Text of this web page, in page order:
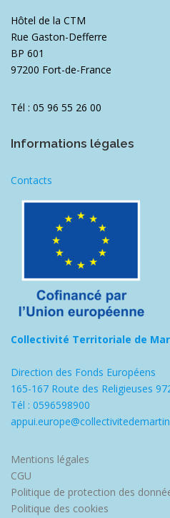
Hôtel de la CTM
Rue Gaston-Defferre
BP 601
97200 Fort-de-France
Tél : 05 96 55 26 00
Informations légales
Contacts
Collectivité Territoriale de
Direction des Fonds Européens
165-167 Route des Religieuses
Tél : 0596598900
Mentions légales
CGU
Politique de protection des
Politique des cookies